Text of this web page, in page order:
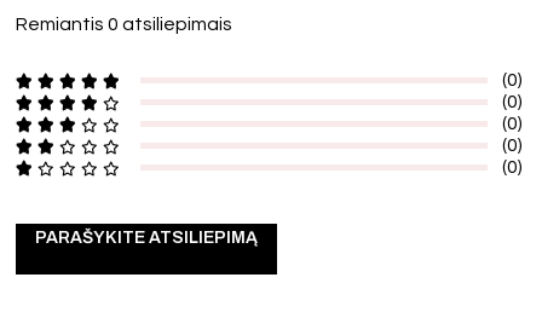
Remiantis 0 atsiliepimais
(0)
(0)
(0)
(0)
(0)
PARAŠYKITE ATSILIEPIMĄ